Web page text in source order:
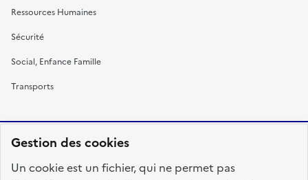
Gestion des cookies
Un cookie est un fichier, qui ne permet pas
Ressources Humaines
Sécurité
Social, Enfance Famille
Transports
FRANÇAISE